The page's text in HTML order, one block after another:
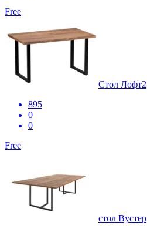
Free
Стол Лофт2
895
0
0
Free
стол Вустер